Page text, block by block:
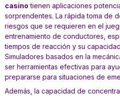
casino tienen aplicaciones
sorprendentes. La rápida toma de
riesgos que se requieren en el
entrenamiento de conductores,
tiempos de reacción y su
Simuladores basados en la
ser herramientas efectivas para
prepararse para situaciones de
Además, la capacidad de